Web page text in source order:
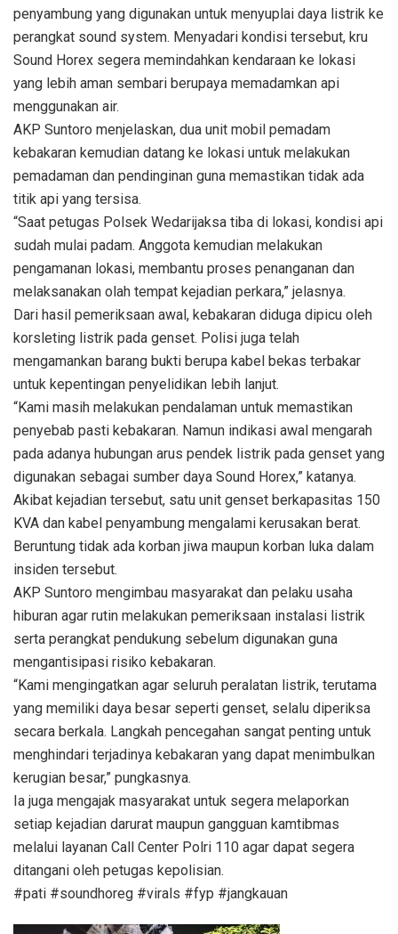
penyambung yang digunakan untuk menyuplai daya listrik ke
perangkat sound system. Menyadari kondisi tersebut, kru
Sound Horex segera memindahkan kendaraan ke lokasi
yang lebih aman sembari berupaya memadamkan api
menggunakan air.
AKP Suntoro menjelaskan, dua unit mobil pemadam
kebakaran kemudian datang ke lokasi untuk melakukan
pemadaman dan pendinginan guna memastikan tidak ada
titik api yang tersisa.
“Saat petugas Polsek Wedarijaksa tiba di lokasi, kondisi api
sudah mulai padam. Anggota kemudian melakukan
pengamanan lokasi, membantu proses penanganan dan
melaksanakan olah tempat kejadian perkara,” jelasnya.
Dari hasil pemeriksaan awal, kebakaran diduga dipicu oleh
korsleting listrik pada genset. Polisi juga telah
mengamankan barang bukti berupa kabel bekas terbakar
untuk kepentingan penyelidikan lebih lanjut.
“Kami masih melakukan pendalaman untuk memastikan
penyebab pasti kebakaran. Namun indikasi awal mengarah
pada adanya hubungan arus pendek listrik pada genset yang
digunakan sebagai sumber daya Sound Horex,” katanya.
Akibat kejadian tersebut, satu unit genset berkapasitas 150
KVA dan kabel penyambung mengalami kerusakan berat.
Beruntung tidak ada korban jiwa maupun korban luka dalam
insiden tersebut.
AKP Suntoro mengimbau masyarakat dan pelaku usaha
hiburan agar rutin melakukan pemeriksaan instalasi listrik
serta perangkat pendukung sebelum digunakan guna
mengantisipasi risiko kebakaran.
“Kami mengingatkan agar seluruh peralatan listrik, terutama
yang memiliki daya besar seperti genset, selalu diperiksa
secara berkala. Langkah pencegahan sangat penting untuk
menghindari terjadinya kebakaran yang dapat menimbulkan
kerugian besar,” pungkasnya.
Ia juga mengajak masyarakat untuk segera melaporkan
setiap kejadian darurat maupun gangguan kamtibmas
melalui layanan Call Center Polri 110 agar dapat segera
ditangani oleh petugas kepolisian.
#pati #soundhoreg #virals #fyp #jangkauan